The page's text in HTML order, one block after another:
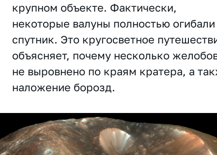
крупном объекте. Фактически,
некоторые валуны полностью огибали
спутник. Это кругосветное
объясняет, почему несколько
не выровнено по краям кратера, а
наложение борозд.